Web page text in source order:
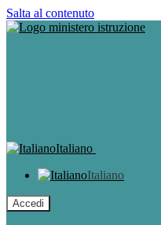
Salta al contenuto
Italiano
Italiano
Accedi